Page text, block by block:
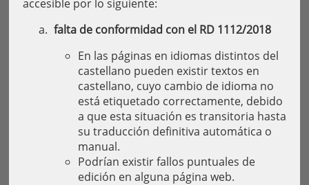
accesible por lo siguiente:
falta de conformidad con el RD 1112/2018
En las páginas en idiomas distintos del
castellano pueden existir textos en
castellano, cuyo cambio de idioma no
está etiquetado correctamente, debido
a que esta situación es transitoria hasta
su traducción definitiva automática o
manual.
Podrían existir fallos puntuales de
edición en alguna página web.